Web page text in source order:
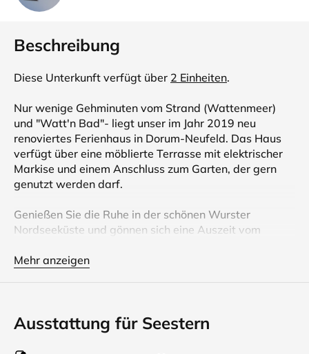
Beschreibung
Diese Unterkunft verfügt über 2 Einheiten.
Nur wenige Gehminuten vom Strand (Wattenmeer)
und "Watt'n Bad"- liegt unser im Jahr 2019 neu
renoviertes Ferienhaus in Dorum-Neufeld. Das Haus
verfügt über eine möblierte Terrasse mit elektrischer
Markise und einem Anschluss zum Garten, der gern
genutzt werden darf.
Genießen Sie die Ruhe in der schönen Wurster
Nordseeküste und gönnen sich eine Auszeit vom
Der Deich ist ca. 700 m ( ca. 10 Minuten Fußweg) vom
den Objekten entfernt.
Mehr anzeigen
Ausstattung für Seestern